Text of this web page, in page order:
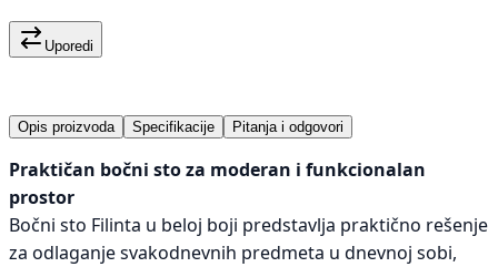
Uporedi
Opis proizvoda Specifikacije Pitanja i odgovori
Praktičan bočni sto za moderan i funkcionalan
prostor
Bočni sto Filinta u beloj boji predstavlja praktično rešenje
za odlaganje svakodnevnih predmeta u dnevnoj sobi,